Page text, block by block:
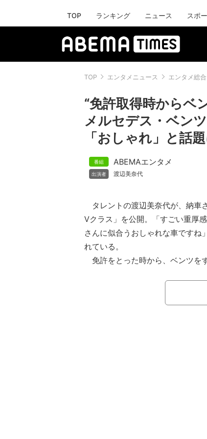
TOP ランキング ニュース スポ
TOP エンタメニュース エンタメ総合
“免許取得時からベ
メルセデス・ベン
「おしゃれ」と話
ABEMAエンタメ
渡辺美奈代
タレントの渡辺美奈代が、納車
Vクラス」を公開。「すごい重厚
さんに似合うおしゃれな車ですね
れている。
免許をとった時から、ベンツを
との2ショットや運転席に座る姿
15日に更新したInstagramでは、